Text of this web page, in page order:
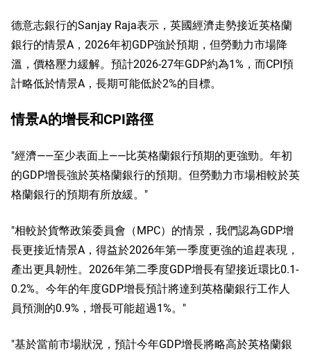
德意志銀行的Sanjay Raja表示，英國經濟走勢接近英格蘭
銀行的情景A，2026年初GDP強於預期，但勞動力市場降
溫，價格壓力緩解。預計2026-27年GDP約為1%，而CPI預
計略低於情景A，長期可能低於2%的目標。
情景A的增長和CPI路徑
"經濟——至少表面上——比英格蘭銀行預期的更強勁。年初
的GDP增長強於英格蘭銀行的預期。但勞動力市場相較於英
格蘭銀行的預期有所放緩。"
"相較於貨幣政策委員會（MPC）的情景，我們認為GDP增
長更接近情景A，得益於2026年第一季度更強的追趕表現，
產出更具韌性。2026年第二季度GDP增長有望接近環比0.1-
0.2%。今年的年度GDP增長預計將達到英格蘭銀行工作人
員預測的0.9%，增長可能超過1%。"
"基於當前市場狀況，預計今年GDP增長將略高於英格蘭銀